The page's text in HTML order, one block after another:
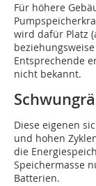
Für höhere
wird dafür Platz
Entsprechende
nicht bekannt.
Diese eigenen
und hohen
die
Speichermasse
Batterien.